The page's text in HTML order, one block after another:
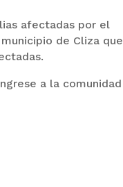
afectadas por el
de Cliza que
a la comunidad